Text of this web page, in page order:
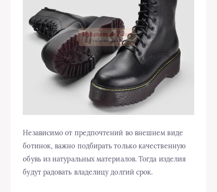
Независимо от предпочтений во внешнем виде
ботинок, важно подбирать только качественную
обувь из натуральных материалов. Тогда изделия
будут радовать владелицу долгий срок.